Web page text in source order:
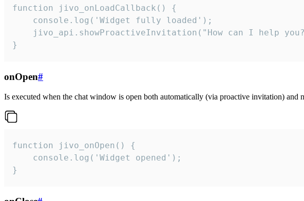
function jivo_onLoadCallback() {
    console.log('Widget fully loaded');
jivo_api.showProactiveInvitation("How can I help
}
onOpen#
Is executed when the chat window is open both automatically (via proactive invitation) and
function jivo_onOpen() {
    console.log('Widget opened');
}